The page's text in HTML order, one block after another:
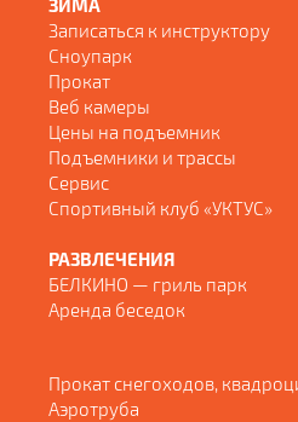
ЗИМА
Записаться к инструктору
Сноупарк
Прокат
Веб камеры
Цены на подъемник
Подъемники и трассы
Сервис
Спортивный клуб «УКТУС»
РАЗВЛЕЧЕНИЯ
БЕЛКИНО — гриль парк
Аренда беседок
Прокат снегоходов,
Аэротруба